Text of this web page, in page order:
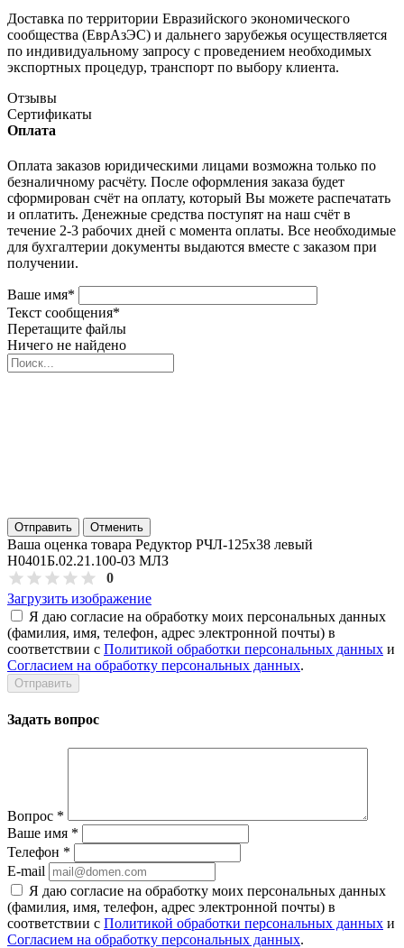
Доставка по территории Евразийского экономического
сообщества (ЕврАзЭС) и дальнего зарубежья осуществляется
по индивидуальному запросу с проведением необходимых
экспортных процедур, транспорт по выбору клиента.
Отзывы
Сертификаты
Оплата
Оплата заказов юридическими лицами возможна только по
безналичному расчёту. После оформления заказа будет
сформирован счёт на оплату, который Вы можете распечатать
и оплатить. Денежные средства поступят на наш счёт в
течение 2-3 рабочих дней с момента оплаты. Все необходимые
для бухгалтерии документы выдаются вместе с заказом при
получении.
Ваше имя*
Текст сообщения*
Перетащите файлы
Ничего не найдено
Отправить Отменить
Ваша оценка товара Редуктор РЧЛ-125х38 левый
Н0401Б.02.21.100-03 МЛЗ
0
Загрузить изображение
Я даю согласие на обработку моих персональных данных
(фамилия, имя, телефон, адрес электронной почты) в
соответствии с Политикой обработки персональных данных и
Согласием на обработку персональных данных.
Задать вопрос
Вопрос *
Ваше имя *
Телефон *
E-mail
Я даю согласие на обработку моих персональных данных
(фамилия, имя, телефон, адрес электронной почты) в
соответствии с Политикой обработки персональных данных и
Согласием на обработку персональных данных.